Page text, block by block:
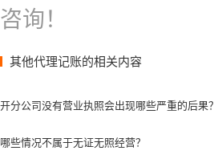
咨询！
其他代理记账的相关内容
开分公司没有营业执照会出现哪些严重的后果？
哪些情况不属于无证无照经营？